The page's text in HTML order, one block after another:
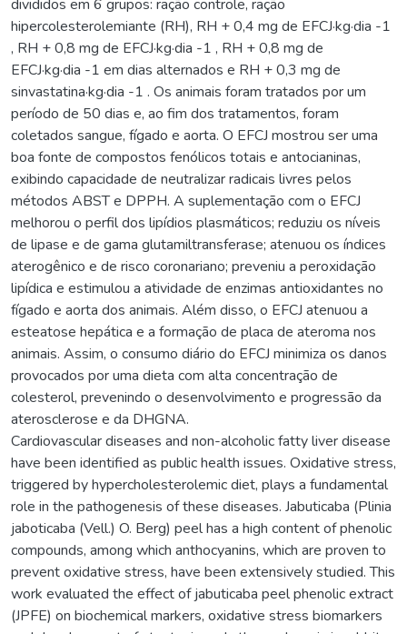
divididos em 6 grupos: ração controle, ração
hipercolesterolemiante (RH), RH + 0,4 mg de EFCJ·kg·dia -1
, RH + 0,8 mg de EFCJ·kg·dia -1 , RH + 0,8 mg de
EFCJ·kg·dia -1 em dias alternados e RH + 0,3 mg de
sinvastatina·kg·dia -1 . Os animais foram tratados por um
período de 50 dias e, ao fim dos tratamentos, foram
coletados sangue, fígado e aorta. O EFCJ mostrou ser uma
boa fonte de compostos fenólicos totais e antocianinas,
exibindo capacidade de neutralizar radicais livres pelos
métodos ABST e DPPH. A suplementação com o EFCJ
melhorou o perfil dos lipídios plasmáticos; reduziu os níveis
de lipase e de gama glutamiltransferase; atenuou os índices
aterogênico e de risco coronariano; preveniu a peroxidação
lipídica e estimulou a atividade de enzimas antioxidantes no
fígado e aorta dos animais. Além disso, o EFCJ atenuou a
esteatose hepática e a formação de placa de ateroma nos
animais. Assim, o consumo diário do EFCJ minimiza os danos
provocados por uma dieta com alta concentração de
colesterol, prevenindo o desenvolvimento e progressão da
aterosclerose e da DHGNA.
Cardiovascular diseases and non-alcoholic fatty liver disease
have been identified as public health issues. Oxidative stress,
triggered by hypercholesterolemic diet, plays a fundamental
role in the pathogenesis of these diseases. Jabuticaba (Plinia
jaboticaba (Vell.) O. Berg) peel has a high content of phenolic
compounds, among which anthocyanins, which are proven to
prevent oxidative stress, have been extensively studied. This
work evaluated the effect of jabuticaba peel phenolic extract
(JPFE) on biochemical markers, oxidative stress biomarkers